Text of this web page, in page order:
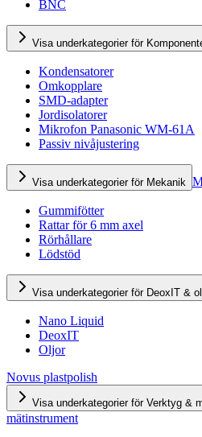
BNC
Visa underkategorier för
Kondensatorer
Omkopplare
SMD-adapter
Jordisolatorer
Mikrofon Panasonic WM-61A
Passiv nivåjustering
Visa underkategorier för Mekanik
Gummifötter
Rattar för 6 mm axel
Rörhållare
Lödstöd
Visa underkategorier för DeoxIT &
Nano Liquid
DeoxIT
Oljor
Novus plastpolish
Visa underkategorier för Verktyg &
mätinstrument